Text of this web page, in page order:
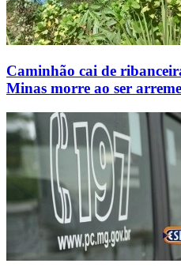
Caminhão cai de
Minas morre ao ser